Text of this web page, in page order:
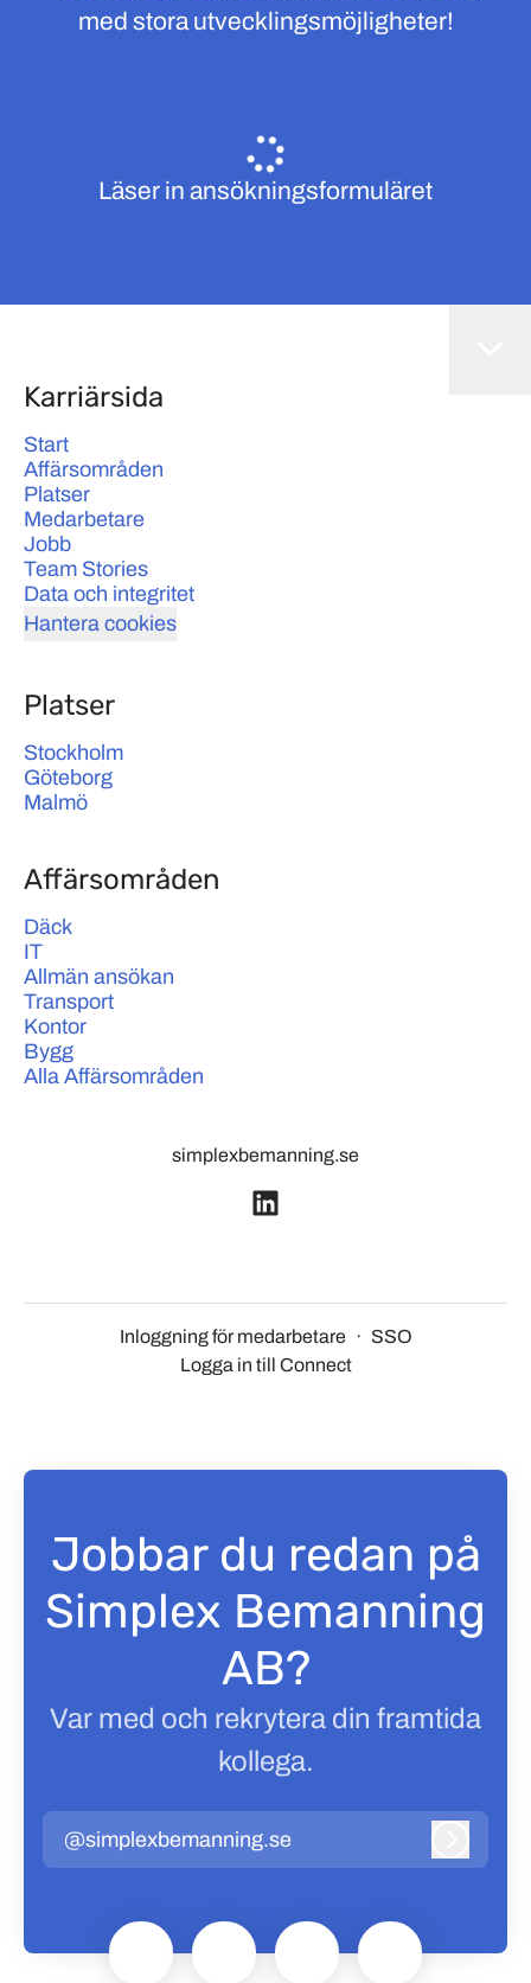
med stora utvecklingsmöjligheter!
Läser in ansökningsformuläret
Karriärsida
Start
Affärsområden
Platser
Medarbetare
Jobb
Team Stories
Data och integritet
Hantera cookies
Platser
Stockholm
Göteborg
Malmö
Affärsområden
Däck
IT
Allmän ansökan
Transport
Kontor
Bygg
Alla Affärsområden
simplexbemanning.se
Inloggning för medarbetare · SSO
Logga in till Connect
Jobbar du redan på
Simplex Bemanning
AB?
Var med och rekrytera din framtida
kollega.
@simplexbemanning.se